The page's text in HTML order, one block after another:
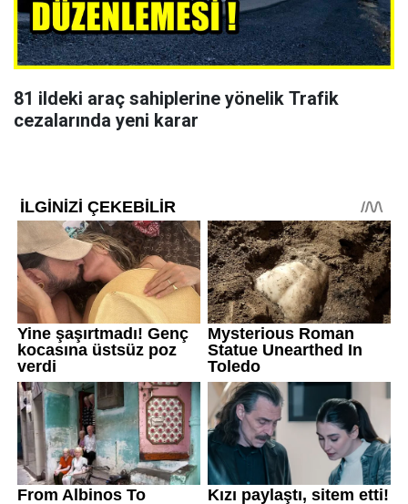
81 ildeki araç sahiplerine yönelik Trafik
cezalarında yeni karar